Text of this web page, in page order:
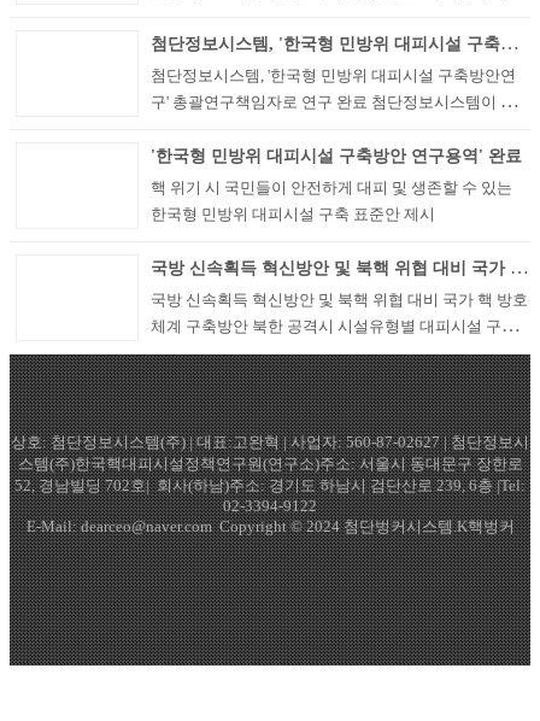
국형 민방위 대피시설 설계’가 성공적으로 완성됐다고
발표했다. 첨단정보시스템은 "국민을 위한 핵 대피시설
이 절실한 현실에서 한국형 핵 방호 무궁화 꽃이 피...
첨단정보시스템, '한국형 민방위 대피시설 구축방안연구' 총괄연구책임자로 연구 완료_내외경제TV
첨단정보시스템, '한국형 민방위 대피시설 구축방안연
구' 총괄연구책임자로 연구 완료 첨단정보시스템이 행
축방안연구'를 성공적으로 완료했다고 밝혔다. 이번 연
구는 북한의 다양한 안보 위협 상황에서 국민의 생명과
안전을 보호하기 위한 한국형 민방위 대피시설의 설계,
'한국형 민방위 대피시설 구축방안 연구용역' 완료
핵 위기 시 국민들이 안전하게 대피 및 생존할 수 있는
한국형 민방위 대피시설 구축 표준안 제시
국방 신속획득 혁신방안 및 북핵 위협 대비 국가 핵 방호체계 구축방안_ 북한 공격시 시설유형별 대피시설 구축방안
국방 신속획득 혁신방안 및 북핵 위협 대비 국가 핵 방호
체계 구축방안 북한 공격시 시설유형별 대피시설 구축
방안 축전, 축사, 참석자 한기호 국회의원(국회 국방위원
회 위원장, 신원식 국방장관, 이홍기 이사장(한국융합안
보연구원), 양충식 이사장( 국방산업연구원), 채우석 회
장(한국방위산업학회) 강순기 이사장 (삼육재단), 최임
수 부총장( ...
상호: 첨단정보시스템(주) | 대표:고완혁 | 사업자: 560-87-02627 | 첨단정보시
스템(주)한국핵대피시설정책연구원(연구소)주소: 서울시 동대문구 장한로
52, 경남빌딩 702호| 회사(하남)주소: 경기도 하남시 검단산로 239, 6층 |Tel:
02-3394-9122
E-Mail:dearceo@naver.comCopyright © 2024 첨단벙커시스템.K핵벙커